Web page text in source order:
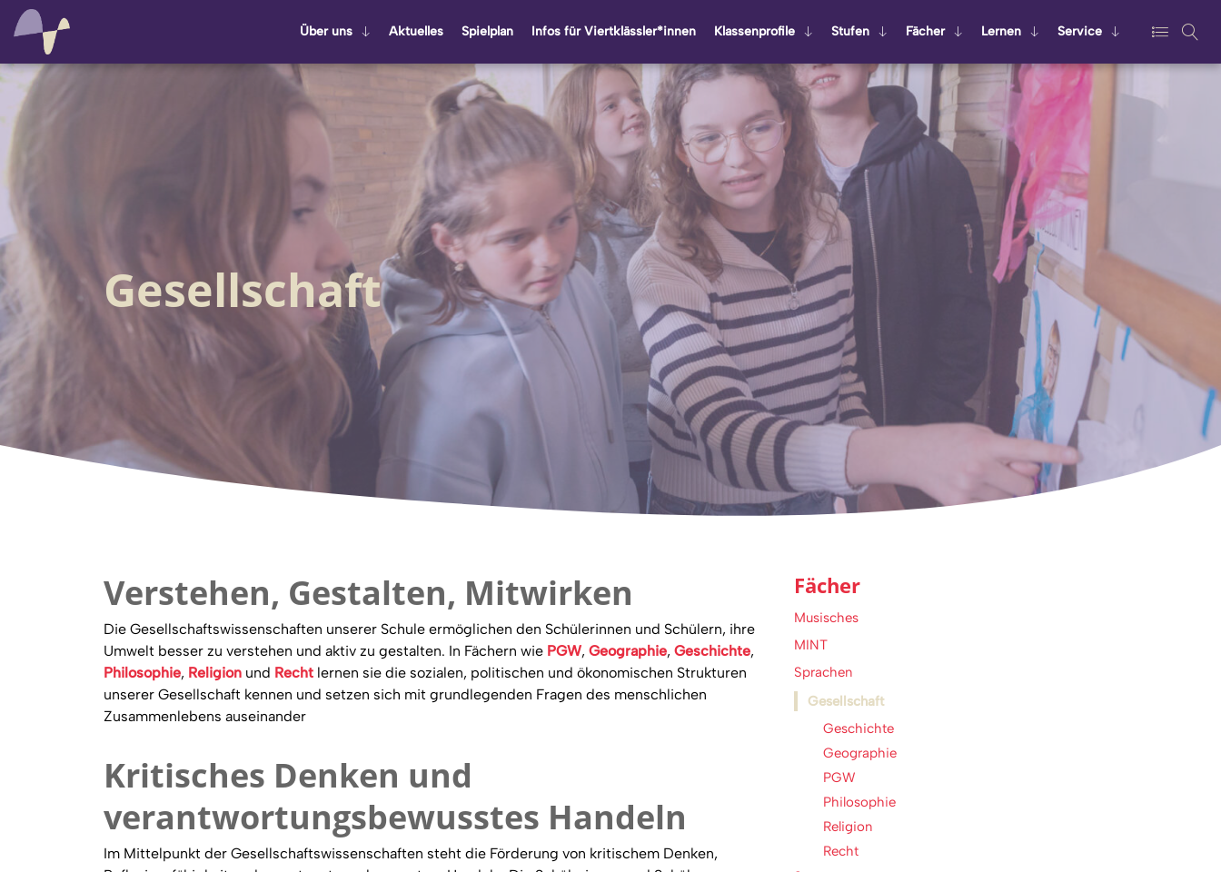
Über uns Ak­tu­el­les Spiel­plan Infos für Viert­kläss­ler*innen Klas­sen­pro­fi­le Stu­fen Fä­cher Ler­nen Ser­vice
Gesellschaft
Verstehen, Gestalten, Mitwirken
Die Gesellschaftswissenschaften unserer Schule ermöglichen den Schülerinnen und Schülern, ihre
Umwelt besser zu verstehen und aktiv zu gestalten. In Fächern wie PGW, Geographie, Geschichte,
Philosophie, Religion und Recht lernen sie die sozialen, politischen und ökonomischen Strukturen
unserer Gesellschaft kennen und setzen sich mit grundlegenden Fragen des menschlichen
Zusammenlebens auseinander
Kritisches Denken und
verantwortungsbewusstes Handeln
Im Mittelpunkt der Gesellschaftswissenschaften steht die Förderung von kritischem Denken,
Fächer
Musisches
MINT
Sprachen
Gesellschaft
Geschichte
Geographie
PGW
Philosophie
Religion
Recht